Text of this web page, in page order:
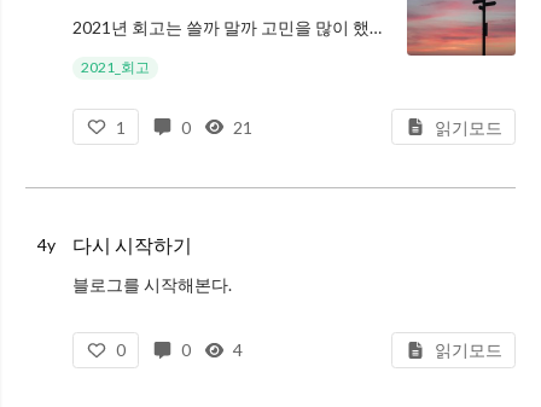
2021년 회고는 쓸까 말까 고민을 많이 했지만, 돌이켜보면 큰 이벤트가 꽤 있었던 것 같아서 짧게라도 기록해두려고 한다.
라이프: 이사
2021_회고
1 0 21 읽기모드
4y 다시 시작하기
블로그를 시작해본다.
유튜브 영상의 내용처럼 소비를 줄이고 생산에 초점을 맞추려고 한다.
0 0 4 읽기모드